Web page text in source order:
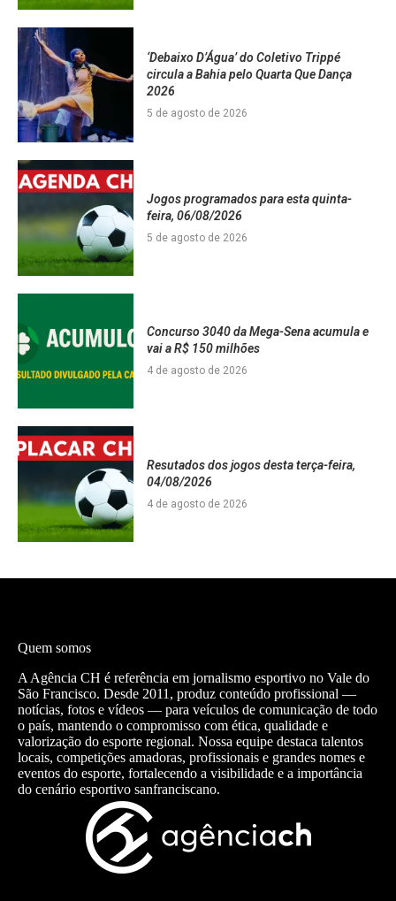
‘Debaixo D’Água’ do Coletivo Trippé
circula a Bahia pelo Quarta Que Dança
2026
5 de agosto de 2026
Jogos programados para esta quinta-
feira, 06/08/2026
5 de agosto de 2026
Concurso 3040 da Mega-Sena acumula e
vai a R$ 150 milhões
4 de agosto de 2026
Resutados dos jogos desta terça-feira,
04/08/2026
4 de agosto de 2026
Quem somos
A Agência CH é referência em jornalismo esportivo no Vale do
São Francisco. Desde 2011, produz conteúdo profissional —
notícias, fotos e vídeos — para veículos de comunicação de todo
o país, mantendo o compromisso com ética, qualidade e
valorização do esporte regional. Nossa equipe destaca talentos
locais, competições amadoras, profissionais e grandes nomes e
eventos do esporte, fortalecendo a visibilidade e a importância
do cenário esportivo sanfranciscano.